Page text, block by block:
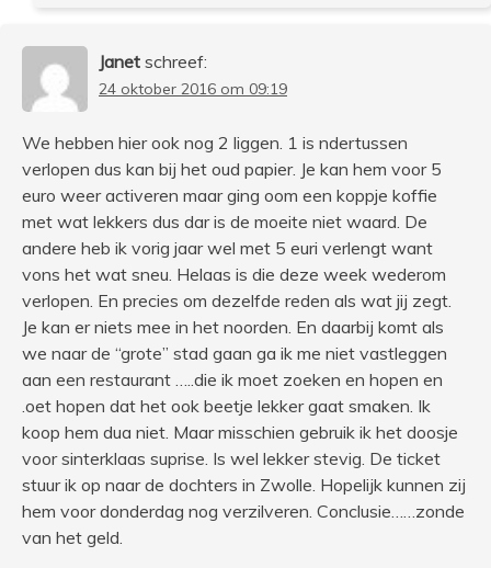
Janet schreef:
24 oktober 2016 om 09:19
We hebben hier ook nog 2 liggen. 1 is ndertussen
verlopen dus kan bij het oud papier. Je kan hem voor 5
euro weer activeren maar ging oom een koppje koffie
met wat lekkers dus dar is de moeite niet waard. De
andere heb ik vorig jaar wel met 5 euri verlengt want
vons het wat sneu. Helaas is die deze week wederom
verlopen. En precies om dezelfde reden als wat jij zegt.
Je kan er niets mee in het noorden. En daarbij komt als
we naar de “grote” stad gaan ga ik me niet vastleggen
aan een restaurant …..die ik moet zoeken en hopen en
.oet hopen dat het ook beetje lekker gaat smaken. Ik
koop hem dua niet. Maar misschien gebruik ik het doosje
voor sinterklaas suprise. Is wel lekker stevig. De ticket
stuur ik op naar de dochters in Zwolle. Hopelijk kunnen zij
hem voor donderdag nog verzilveren. Conclusie……zonde
van het geld.